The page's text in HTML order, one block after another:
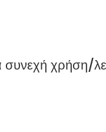
συνεχή χρήση/